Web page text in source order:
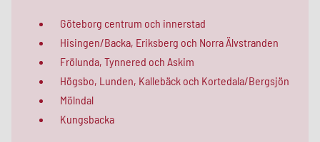
Göteborg centrum och innerstad
Hisingen/Backa, Eriksberg och Norra Älvstranden
Frölunda, Tynnered och Askim
Högsbo, Lunden, Kallebäck och Kortedala/Bergsjön
Mölndal
Kungsbacka